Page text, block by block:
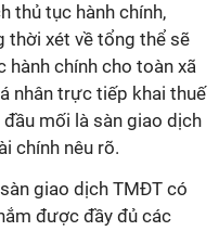
thủ tục hành chính,
thời xét về tổng thể sẽ
hành chính cho toàn xã
nhân trực tiếp khai thuế
mối là sàn giao dịch
chính nêu rõ.
giao dịch TMĐT có
được đầy đủ các